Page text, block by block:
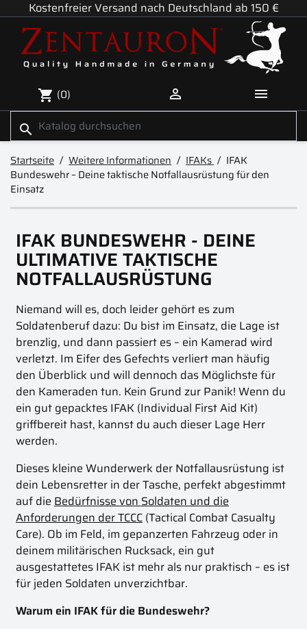
Kostenfreier Versand nach Deutschland ab 150 €
shopping_cart (0)  
search
Startseite Weitere Informationen IFAKs
IFAK
Bundeswehr – Deine taktische Notfallausrüstung für den
Einsatz
IFAK BUNDESWEHR - DEINE
ULTIMATIVE TAKTISCHE
NOTFALLAUSRÜSTUNG
Niemand will es, doch leider gehört es zum
Soldatenberuf dazu: Du bist im Einsatz, die Lage ist
brenzlig, und dann passiert es – ein Kamerad wird
verletzt. Im Eifer des Gefechts verliert man häufig
den Überblick und will dennoch das Möglichste für
den Kameraden tun. Kein Grund zur Panik! Wenn du
ein gut gepacktes IFAK (Individual First Aid Kit)
griffbereit hast, kannst du auch dieser Lage Herr
werden.
Dieses kleine Wunderwerk der Notfallausrüstung ist
dein Lebensretter in der Tasche, perfekt abgestimmt
auf die Bedürfnisse von Soldaten und die
Anforderungen der TCCC (Tactical Combat Casualty
Care). Ob im Feld, im gepanzerten Fahrzeug oder in
deinem militärischen Rucksack, ein gut
ausgestattetes IFAK ist mehr als nur praktisch – es ist
für jeden Soldaten unverzichtbar.
Warum ein IFAK für die Bundeswehr?